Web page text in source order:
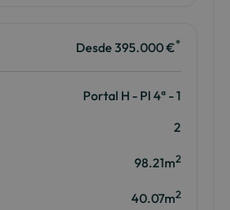
Desde 395.000 €*
Portal H - Pl 4ª - 1
2
98.21m2
40.07m2